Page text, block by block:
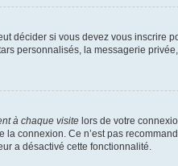
décider si vous devez vous
personnalisés, la messagerie
à chaque visite lors de votre
la connexion. Ce n’est pas
a désactivé cette fonctionnalité.